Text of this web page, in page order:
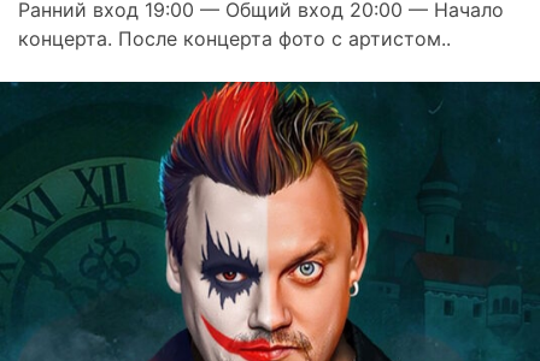
Ранний вход 19:00 — Общий вход 20:00 — Начало
концерта. После концерта фото с артистом..